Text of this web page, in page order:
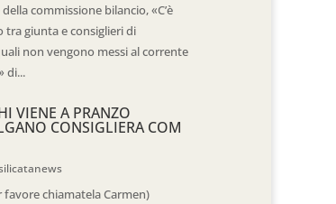
commissione bilancio, «C’è
tra giunta e consiglieri di
non vengono messi al corrente
di...
VIENE A PRANZO
CONSIGLIERA COM
favore chiamatela Carmen)